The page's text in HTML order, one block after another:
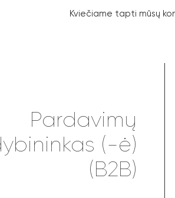
Kviečiame tapti mūsų
Pardavimų
(-ė)
(B2B)